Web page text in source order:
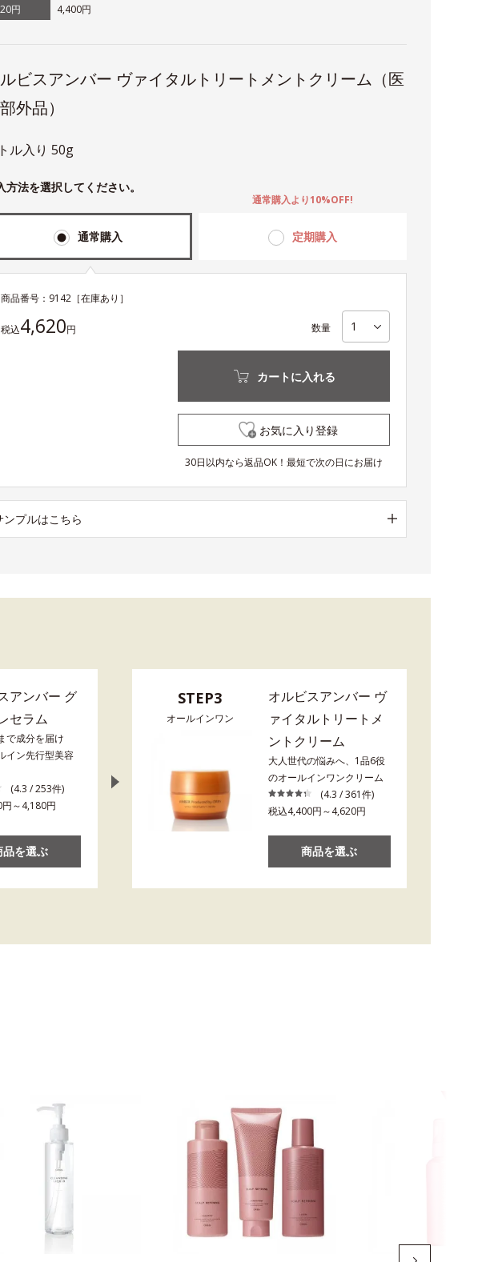
円 4,400円
ビスアンバー ヴァイタルトリートメントクリーム（医
外品）
ル入り 50g
方法を選択してください。
通常購入 定期購入
通常購入より10%OFF!
商品番号： 9142 ［在庫あり］
税込4,620円 数量
カートに入れる
お気に入り登録
30日以内なら返品OK！最短で次の日にお届け
ンプルはこちら
アンバー グ
セラム
で成分を届け
イン先行型美容
(4.3 / 253件)
～4,180円
品を選ぶ
STEP3
オールインワン
オルビスアンバー ヴ
ァイタルトリートメ
ントクリーム
大人世代の悩みへ、1品6役
のオールインワンクリーム
(4.3 / 361件)
税込4,400円～4,620円
商品を選ぶ